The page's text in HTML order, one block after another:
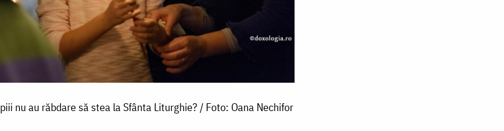
nu au răbdare să stea la Sfânta Liturghie? / Foto: Oana Nechifor